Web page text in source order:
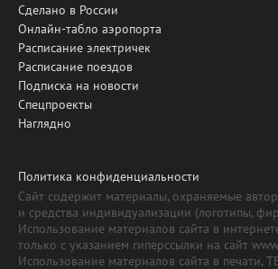
Сделано в России
Онлайн-табло аэропорта
Расписание электричек
Расписание поездов
Подписка на новости
Спецпроекты
Наглядно
Политика конфиденциальности
Сайт содержит материалы, охраняемые
и средства индивидуализации (логотипы,
Использование материалов сайта в
только с указанием гиперссылки на сайт
Использование материалов сайта в печати,